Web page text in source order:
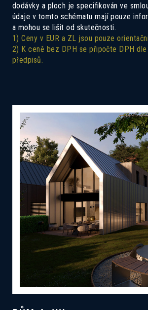
dodávky a ploch je specifikován ve
údaje v tomto schématu mají pouze
a mohou se lišit od skutečnosti.
1) Ceny v EUR a ZL jsou pouze
2) K ceně bez DPH se připočte DPH
předpisů.